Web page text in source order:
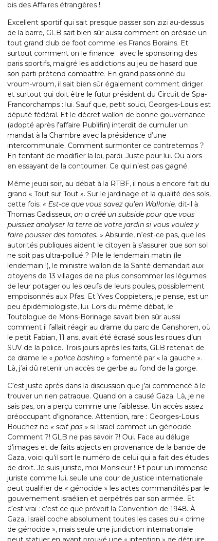
bis des Affaires étrangères !
Excellent sportif qui sait presque passer son zizi au-dessus
de la barre, GLB sait bien sûr aussi comment on préside un
tout grand club de foot comme les Francs Borains. Et
surtout comment on le finance : avec le sponsoring des
paris sportifs, malgré les addictions au jeu de hasard que
son parti prétend combattre. En grand passionné du
vroum-vroum, il sait bien sûr également comment diriger
et surtout qui doit être le futur président du Circuit de Spa-
Francorchamps : lui. Sauf que, petit souci, Georges-Louis est
député fédéral. Et le décret wallon de bonne gouvernance
(adopté après l’affaire Publifin) interdit de cumuler un
mandat à la Chambre avec la présidence d’une
intercommunale. Comment surmonter ce contretemps ?
En tentant de modifier la loi, pardi. Juste pour lui. Ou alors
en essayant de la contourner. Ce qui n’est pas gagné.
Même jeudi soir, au débat à la RTBF, il nous a encore fait du
grand « Tout sur Tout ». Sur le jardinage et la qualité des sols,
cette fois. « Est-ce que vous savez qu’en Wallonie, dit-il à
Thomas Gadisseux, on a créé un subside pour que vous
puissiez analyser la terre de votre jardin si vous voulez y
faire pousser des tomates. » Absurde, n’est-ce pas, que les
autorités publiques aident le citoyen à s’assurer que son sol
ne soit pas ultra-pollué ? Pile le lendemain matin (le
lendemain !), le ministre wallon de la Santé demandait aux
citoyens de 13 villages de ne plus consommer les légumes
de leur potager ou les œufs de leurs poules, possiblement
empoisonnés aux Pfas. Et Yves Coppieters, je pense, est un
peu épidémiologiste, lui. Lors du même débat, le
Toutologue de Mons-Borinage savait bien sûr aussi
comment il fallait réagir au drame du parc de Ganshoren, où
le petit Fabian, 11 ans, avait été écrasé sous les roues d’un
SUV de la police. Trois jours après les faits, GLB retenait de
ce drame le « police bashing » fomenté par « la gauche ».
Là, j’ai dû retenir un accès de gerbe au fond de la gorge.
C’est juste après dans la discussion que j’ai commencé à le
trouver un rien patraque. Quand on a causé Gaza. Là, je ne
sais pas, on a perçu comme une faiblesse. Un accès assez
préoccupant d’ignorance. Attention, rare : Georges-Louis
Bouchez ne « sait pas » si Israël commet un génocide.
Comment ?! GLB ne pas savoir ?! Oui. Face au déluge
d’images et de faits abjects en provenance de la bande de
Gaza, voici qu’il sort le numéro de celui qui a fait des études
de droit. Je suis juriste, moi Monsieur ! Et pour un immense
juriste comme lui, seule une cour de justice internationale
peut qualifier de « génocide » les actes commandités par le
gouvernement israélien et perpétrés par son armée. Et
c’est vrai : c’est ce que prévoit la Convention de 1948. À
Gaza, Israël coche absolument toutes les cases du « crime
de génocide », mais seule une juridiction internationale